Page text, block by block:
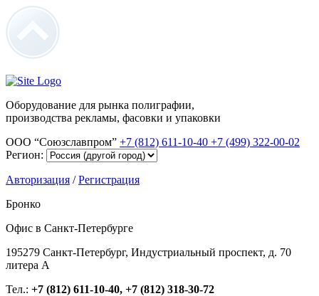
Оборудование для рынка полиграфии,
производства рекламы, фасовки и упаковки
ООО “Союзславпром” +7 (812) 611-10-40 +7 (499) 322-00-02
Регион:
Авторизация /Регистрация
Бронко
Офис в Санкт-Петербурге
195279 Санкт-Петербург, Индустриальный проспект, д. 70
литера А
Тел.: +7 (812) 611-10-40, +7 (812) 318-30-72